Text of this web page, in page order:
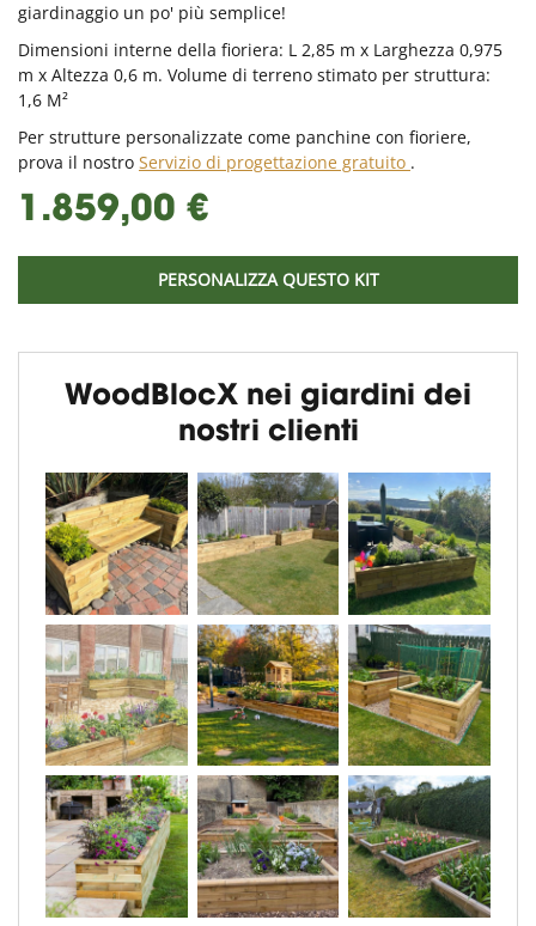
giardinaggio un po' più semplice!
Dimensioni interne della fioriera: L 2,85 m x Larghezza 0,975
m x Altezza 0,6 m. Volume di terreno stimato per struttura:
1,6 M²
Per strutture personalizzate come panchine con fioriere,
prova il nostro Servizio di progettazione gratuito .
1.859,00 €
PERSONALIZZA QUESTO KIT
WoodBlocX nei giardini dei
nostri clienti